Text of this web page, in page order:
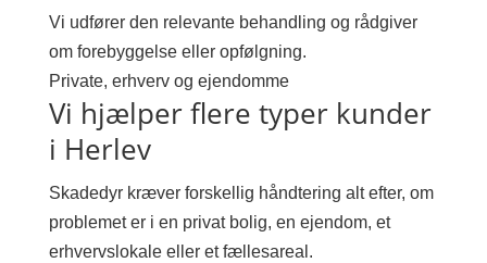
Vi udfører den relevante behandling og rådgiver
om forebyggelse eller opfølgning.
Private, erhverv og ejendomme
Vi hjælper flere typer kunder
i Herlev
Skadedyr kræver forskellig håndtering alt efter, om
problemet er i en privat bolig, en ejendom, et
erhvervslokale eller et fællesareal.